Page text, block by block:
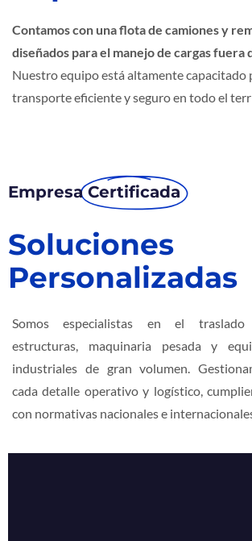
Contamos con una flota de camiones y
diseñados para el manejo de cargas fuera
Nuestro equipo está altamente capacitado
transporte eficiente y seguro en todo el
Empresa Certificada
Soluciones
Personalizadas
Somos especialistas en el
estructuras, maquinaria pesada y
industriales de gran volumen.
cada detalle operativo y logístico,
con normativas nacionales e